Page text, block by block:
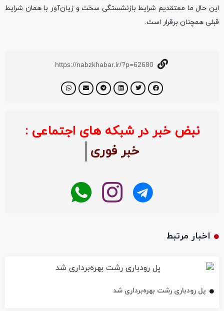
این حال ما معتقدیم شرایط بازنشستگی سخت و زیان‌آور با همان شرایط
قبلی همچنان برقرار است.
https://nabzkhabar.ir/?p=62680
نبض خبر در شبکه های اجتماعی :
خبر فوری
اخبار مرتبط
پل رودباری رشت بهره‌برداری شد